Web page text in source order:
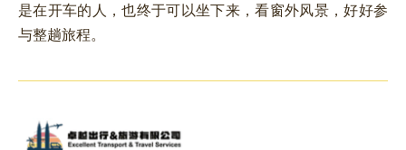
是在开车的人，也终于可以坐下来，看窗外风景，好好参
与整趟旅程。